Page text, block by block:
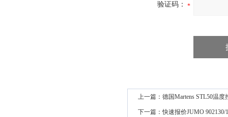
验证码：
上一篇： 德国Martens STL50温
下一篇：快速报价JUMO 902130/